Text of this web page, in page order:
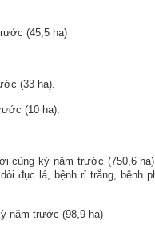
(45,5 ha)
(33 ha).
(10 ha).
cùng kỳ năm trước (750,6
đục lá, bệnh rỉ trắng, bệnh
năm trước (98,9 ha)